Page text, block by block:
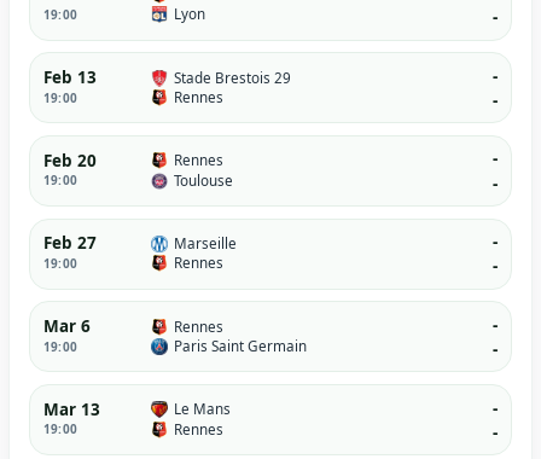
19:00
Lyon
-
Feb 13
19:00
Stade Brestois 29
Rennes
-
-
Feb 20
19:00
Rennes
Toulouse
-
-
Feb 27
19:00
Marseille
Rennes
-
-
Mar 6
19:00
Rennes
Paris Saint Germain
-
-
Mar 13
19:00
Le Mans
Rennes
-
-